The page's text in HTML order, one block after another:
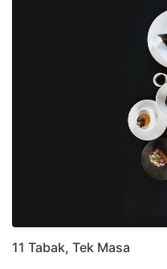
11 Tabak, Tek Masa